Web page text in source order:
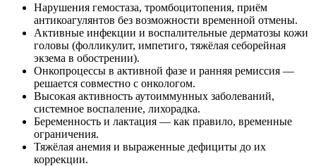
Нарушения гемостаза, тромбоцитопения, приём
антикоагулянтов без возможности временной отмены.
Активные инфекции и воспалительные дерматозы кожи
головы (фолликулит, импетиго, тяжёлая себорейная
экзема в обострении).
Онкопроцессы в активной фазе и ранняя ремиссия —
решается совместно с онкологом.
Высокая активность аутоиммунных заболеваний,
системное воспаление, лихорадка.
Беременность и лактация — как правило, временные
ограничения.
Тяжёлая анемия и выраженные дефициты до их
коррекции.